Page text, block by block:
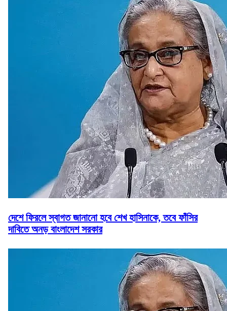
দেশে ফিরলে স্বাগত জানানো হবে শেখ হাসিনাকে, তবে ফাঁসির
দাবিতে অনড় বাংলাদেশ সরকার